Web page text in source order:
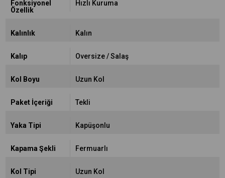
Fonksiyonel
Özellik
Hızlı Kuruma
Kalınlık Kalın
Kalıp Oversize / Salaş
Kol Boyu Uzun Kol
Paket İçeriği Tekli
Yaka Tipi Kapüşonlu
Kapama Şekli Fermuarlı
Kol Tipi Uzun Kol